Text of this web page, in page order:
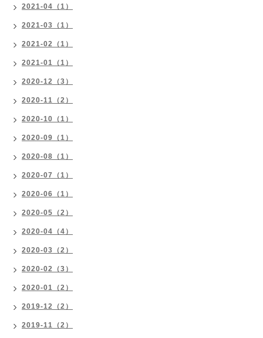
2021-04（1）
2021-03（1）
2021-02（1）
2021-01（1）
2020-12（3）
2020-11（2）
2020-10（1）
2020-09（1）
2020-08（1）
2020-07（1）
2020-06（1）
2020-05（2）
2020-04（4）
2020-03（2）
2020-02（3）
2020-01（2）
2019-12（2）
2019-11（2）